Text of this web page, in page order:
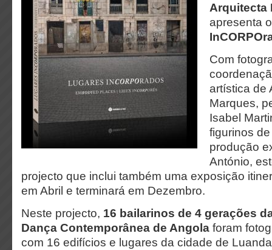
Arquitecta
apresenta
Com
artística de
Marques,
Isabel
figurinos
produção
António,
projecto que inclui também uma exposição
em Abril e terminará em Dezembro.
Neste projecto, 16 bailarinos de 4 gerações
Dança Contemporânea de Angola foram
com 16 edifícios e lugares da cidade de